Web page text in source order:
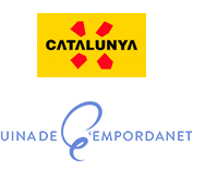
Aceptar todas